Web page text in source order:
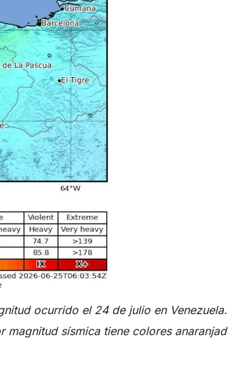
ocurrido el 24 de julio en
sísmica tiene colores